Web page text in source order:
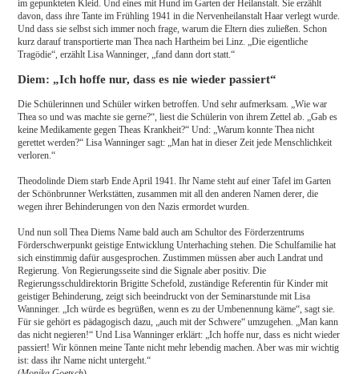
im gepunkteten Kleid. Und eines mit Hund im Garten der Heilanstalt. Sie erzählt
davon, dass ihre Tante im Frühling 1941 in die Nervenheilanstalt Haar verlegt wurde.
Und dass sie selbst sich immer noch frage, warum die Eltern dies zuließen. Schon
kurz darauf transportierte man Thea nach Hartheim bei Linz. „Die eigentliche
Tragödie“, erzählt Lisa Wanninger, „fand dann dort statt.“
Diem: „Ich hoffe nur, dass es nie wieder passiert“
Die Schülerinnen und Schüler wirken betroffen. Und sehr aufmerksam. „Wie war
Thea so und was machte sie gerne?“, liest die Schülerin von ihrem Zettel ab. „Gab es
keine Medikamente gegen Theas Krankheit?“ Und: „Warum konnte Thea nicht
gerettet werden?“ Lisa Wanninger sagt: „Man hat in dieser Zeit jede Menschlichkeit
verloren.“
Theodolinde Diem starb Ende April 1941. Ihr Name steht auf einer Tafel im Garten
der Schönbrunner Werkstätten, zusammen mit all den anderen Namen derer, die
wegen ihrer Behinderungen von den Nazis ermordet wurden.
Und nun soll Thea Diems Name bald auch am Schultor des Förderzentrums
Förderschwerpunkt geistige Entwicklung Unterhaching stehen. Die Schulfamilie hat
sich einstimmig dafür ausgesprochen. Zustimmen müssen aber auch Landrat und
Regierung. Von Regierungsseite sind die Signale aber positiv. Die
Regierungsschuldirektorin Brigitte Schefold, zuständige Referentin für Kinder mit
geistiger Behinderung, zeigt sich beeindruckt von der Seminarstunde mit Lisa
Wanninger. „Ich würde es begrüßen, wenn es zu der Umbenennung käme“, sagt sie.
Für sie gehört es pädagogisch dazu, „auch mit der Schwere“ umzugehen. „Man kann
das nicht negieren!“ Und Lisa Wanninger erklärt: „Ich hoffe nur, dass es nicht wieder
passiert! Wir können meine Tante nicht mehr lebendig machen. Aber was mir wichtig
ist: dass ihr Name nicht untergeht.“